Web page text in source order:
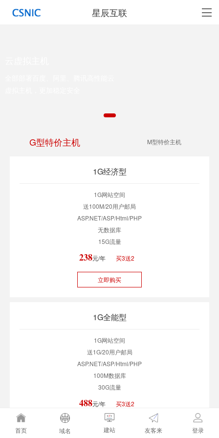
星辰互联
G型特价主机 M型特价主机
1G经济型
1G网站空间
送100M/20用户邮局
ASP.NET/ASP/Html/PHP
无数据库
15G流量
238元/年 买3送2
立即购买
1G全能型
1G网站空间
送1G/20用户邮局
ASP.NET/ASP/Html/PHP
100M数据库
30G流量
488元/年 买3送2
首页 域名 建站 友客来 登录